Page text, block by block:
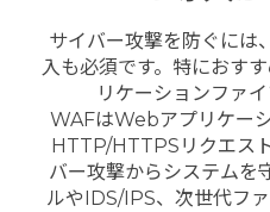
サイバー攻撃を防ぐには
入も必須です。特におす
リケーションファイ
WAFはWebアプリケー
HTTP/HTTPSリクエス
バー攻撃からシステムを
ルやIDS/IPS、次世代フ